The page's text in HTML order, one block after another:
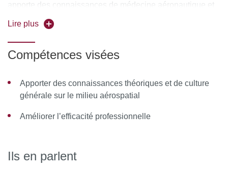
apporte des connaissances de médecine aéronautique et
spatiale, telles que les conditions d’aptitude médicale à la
Lire plus
Compétences visées
Apporter des connaissances théoriques et de culture
générale sur le milieu aérospatial
Améliorer l’efficacité professionnelle
Ils en parlent